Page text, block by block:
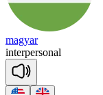
magyar
interpersonal